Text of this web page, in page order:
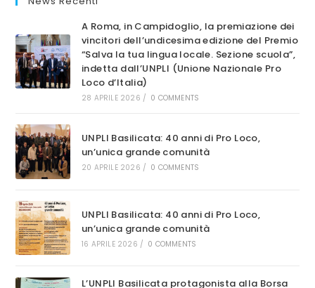
A Roma, in Campidoglio, la premiazione dei
vincitori dell’undicesima edizione del Premio
“Salva la tua lingua locale. Sezione scuola”,
indetta dall’UNPLI (Unione Nazionale Pro
Loco d’Italia)
28 APRILE 2026 / 0 COMMENTS
UNPLI Basilicata: 40 anni di Pro Loco,
un’unica grande comunità
20 APRILE 2026 / 0 COMMENTS
UNPLI Basilicata: 40 anni di Pro Loco,
un’unica grande comunità
16 APRILE 2026 / 0 COMMENTS
L’UNPLI Basilicata protagonista alla Borsa